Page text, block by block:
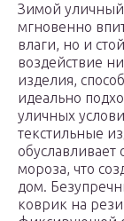
Зимой
мгновенно
влаги, но и
воздействие
изделия,
идеально
уличных
текстильные
мороза, что
дом.
коврик на